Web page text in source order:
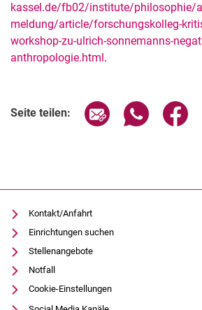
kassel.de/fb02/institute/philosophie/
meldung/article/forschungskolleg-
workshop-zu-ulrich-sonnemanns-
anthropologie.html.
Seite teilen: Seite über E-Mail
Seite
Kontakt/Anfahrt
Einrichtungen suchen
Stellenangebote
Notfall
Cookie-Einstellungen